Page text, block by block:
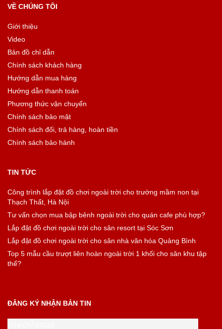
VỀ CHÚNG TÔI
Giới thiệu
Video
Bản đồ chỉ dẫn
Chính sách khách hàng
Hướng dẫn mua hàng
Hướng dẫn thanh toán
Phương thức vận chuyển
Chính sách bảo mật
Chính sách đổi, trả hàng, hoàn tiền
Chính sách bảo hành
TIN TỨC
Công trình lắp đặt đồ chơi ngoài trời cho trường mầm non tại
Thạch Thất, Hà Nội
Tư vấn chọn mua bập bênh ngoài trời cho quán cafe phù hợp?
Lắp đặt đồ chơi ngoài trời cho sân resort tại Sóc Sơn
Lắp đặt đồ chơi ngoài trời cho sân nhà văn hóa Quảng Bình
Top 5 mẫu cầu trượt liên hoàn ngoài trời 1 khối cho sân khu tập
thể?
ĐĂNG KÝ NHẬN BẢN TIN